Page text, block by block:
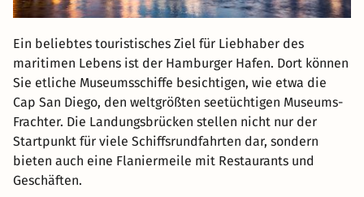
Ein beliebtes touristisches Ziel für Liebhaber des
maritimen Lebens ist der Hamburger Hafen. Dort können
Sie etliche Museumsschiffe besichtigen, wie etwa die
Cap San Diego, den weltgrößten seetüchtigen Museums-
Frachter. Die Landungsbrücken stellen nicht nur der
Startpunkt für viele Schiffsrundfahrten dar, sondern
bieten auch eine Flaniermeile mit Restaurants und
Geschäften.